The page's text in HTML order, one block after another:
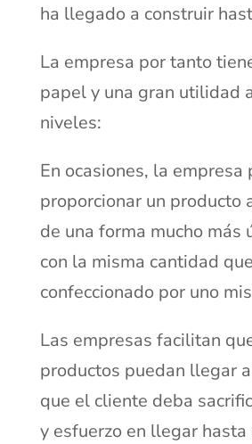
ha llegado a construir
La empresa por tanto
papel y una gran utilidad
niveles:
En ocasiones, la empresa
proporcionar un producto
de una forma mucho más
con la misma cantidad
confeccionado por uno
Las empresas facilitan
productos puedan llegar
que el cliente deba
y esfuerzo en llegar hasta